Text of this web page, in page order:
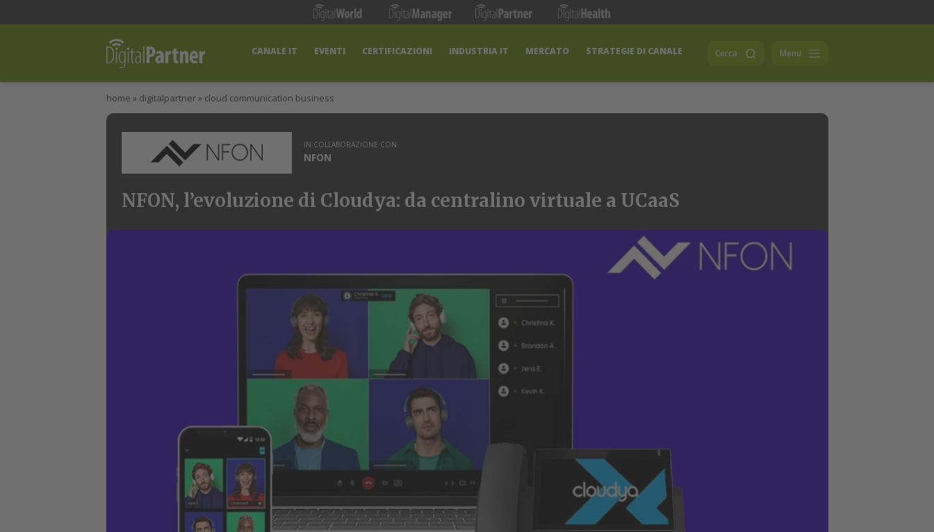
CANALE IT EVENTI CERTIFICAZIONI INDUSTRIA IT MERCATO STRATEGIE DI CANALE Cerca Menu
home » digitalpartner» cloud communication business
IN COLLABORAZIONE CON
NFON
NFON, l’evoluzione di Cloudya: da centralino virtuale a UCaaS